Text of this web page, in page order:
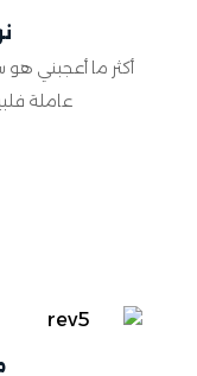
أكثر ما أعجبني هو
عاملة